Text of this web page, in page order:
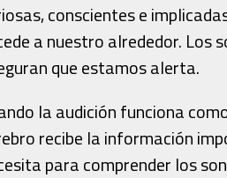
conscientes e
a nuestro alrededor. Los
que estamos alerta.
la audición funciona
recibe la información
para comprender los